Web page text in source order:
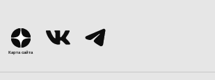
Карта сайта